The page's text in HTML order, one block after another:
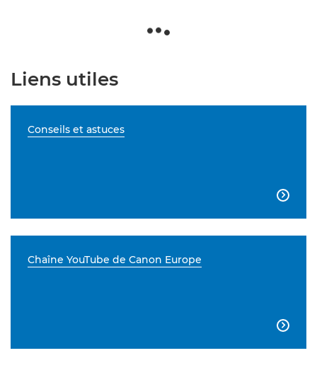
Liens utiles
Conseils et astuces

Chaîne YouTube de Canon Europe
